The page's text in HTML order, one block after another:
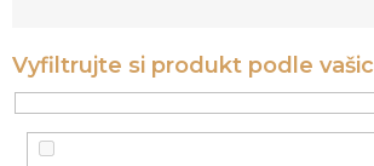
p
r
o